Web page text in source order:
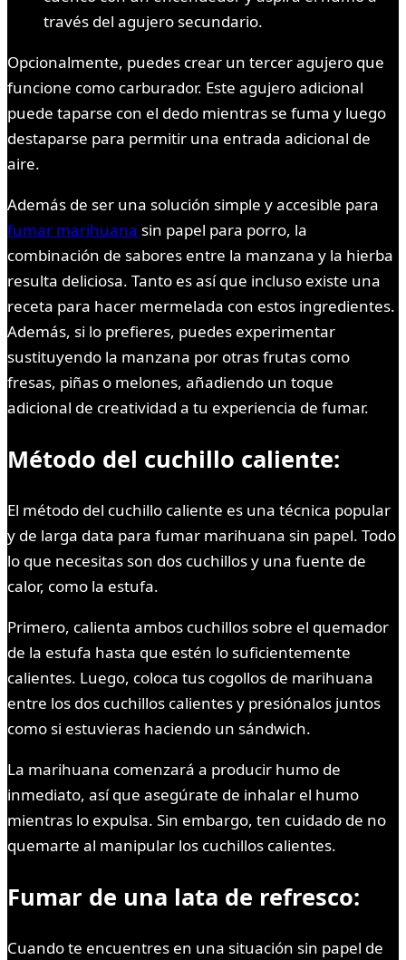
través del agujero secundario.
Opcionalmente, puedes crear un tercer agujero que
funcione como carburador. Este agujero adicional
puede taparse con el dedo mientras se fuma y luego
destaparse para permitir una entrada adicional de
aire.
Además de ser una solución simple y accesible para
fumar marihuana sin papel para porro, la
combinación de sabores entre la manzana y la hierba
resulta deliciosa. Tanto es así que incluso existe una
receta para hacer mermelada con estos ingredientes.
Además, si lo prefieres, puedes experimentar
sustituyendo la manzana por otras frutas como
fresas, piñas o melones, añadiendo un toque
adicional de creatividad a tu experiencia de fumar.
Método del cuchillo caliente:
El método del cuchillo caliente es una técnica popular
y de larga data para fumar marihuana sin papel. Todo
lo que necesitas son dos cuchillos y una fuente de
calor, como la estufa.
Primero, calienta ambos cuchillos sobre el quemador
de la estufa hasta que estén lo suficientemente
calientes. Luego, coloca tus cogollos de marihuana
entre los dos cuchillos calientes y presiónalos juntos
como si estuvieras haciendo un sándwich.
La marihuana comenzará a producir humo de
inmediato, así que asegúrate de inhalar el humo
mientras lo expulsa. Sin embargo, ten cuidado de no
quemarte al manipular los cuchillos calientes.
Fumar de una lata de refresco:
Cuando te encuentres en una situación sin papel de